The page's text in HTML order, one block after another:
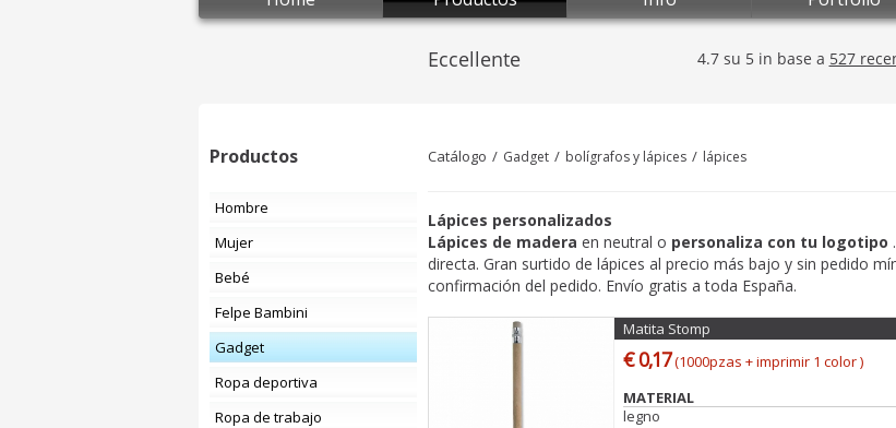
Productos
Hombre
Mujer
Bebé
Felpe Bambini
Gadget
Ropa deportiva
Ropa de trabajo
Catálogo Gadget bolígrafos y lápices lápices
Lápices personalizados
Lápices de madera en neutral o personaliza con tu logotipo
directa. Gran surtido de lápices al precio más bajo y sin pedido
confirmación del pedido. Envío gratis a toda España.
Matita Stomp
€ 0,17(1000pzas + imprimir 1 color )
MATERIAL
legno